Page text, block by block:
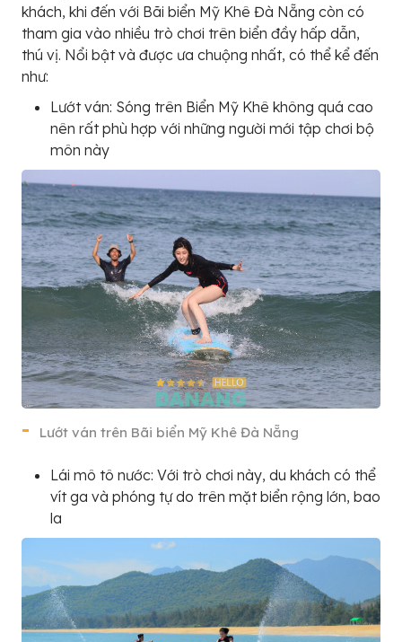
khách, khi đến với Bãi biển Mỹ Khê Đà Nẵng còn có
tham gia vào nhiều trò chơi trên biển đầy hấp dẫn,
thú vị. Nổi bật và được ưa chuộng nhất, có thể kể đến
như:
Lướt ván: Sóng trên Biển Mỹ Khê không quá cao
nên rất phù hợp với những người mới tập chơi bộ
môn này
Lướt ván trên Bãi biển Mỹ Khê Đà Nẵng
Lái mô tô nước: Với trò chơi này, du khách có thể
vít ga và phóng tự do trên mặt biển rộng lớn, bao
la